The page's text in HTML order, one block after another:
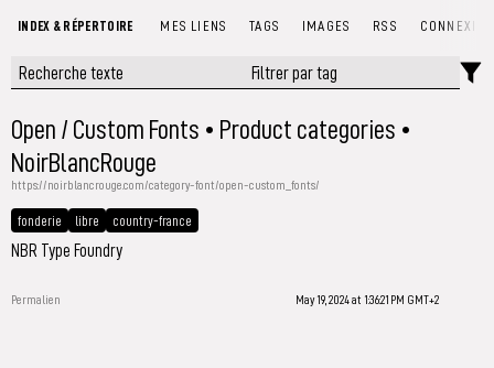
INDEX & RÉPERTOIRE MES LIENS TAGS IMAGES RSS CONNEXION
Open / Custom Fonts • Product categories •
NoirBlancRouge
https://noirblancrouge.com/category-font/open-custom_fonts/
fonderie libre country-france
NBR Type Foundry
Permalien May 19, 2024 at 1:36:21 PM GMT+2